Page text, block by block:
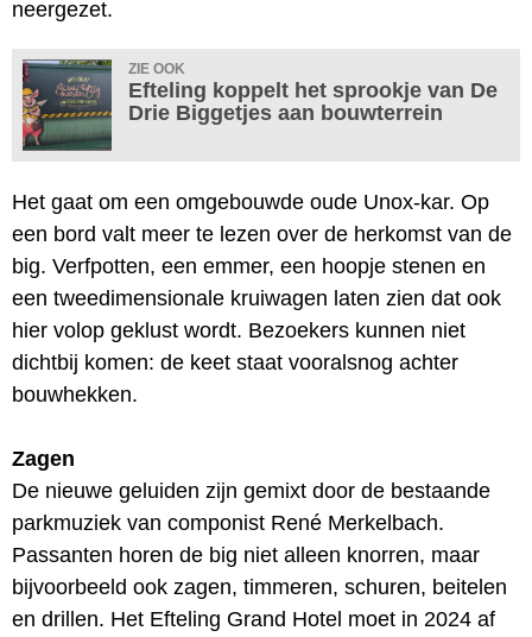
neergezet.
ZIE OOK
Efteling koppelt het sprookje van De
Drie Biggetjes aan bouwterrein
Het gaat om een omgebouwde oude Unox-kar. Op
een bord valt meer te lezen over de herkomst van de
big. Verfpotten, een emmer, een hoopje stenen en
een tweedimensionale kruiwagen laten zien dat ook
hier volop geklust wordt. Bezoekers kunnen niet
dichtbij komen: de keet staat vooralsnog achter
bouwhekken.
Zagen
De nieuwe geluiden zijn gemixt door de bestaande
parkmuziek van componist René Merkelbach.
Passanten horen de big niet alleen knorren, maar
bijvoorbeeld ook zagen, timmeren, schuren, beitelen
en drillen. Het Efteling Grand Hotel moet in 2024 af